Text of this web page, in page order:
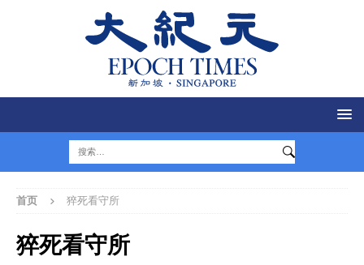
首页 猝死看守所
猝死看守所